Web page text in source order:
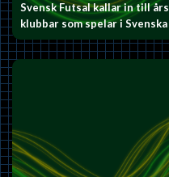
Svensk Futsal kallar in till
klubbar som spelar i